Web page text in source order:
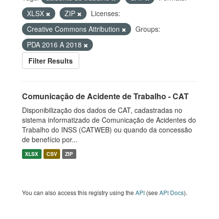
XLSX
ZIP
Licenses:
Creative Commons Attribution
Groups:
PDA 2016 A 2018
Filter Results
Comunicação de Acidente de Trabalho - CAT
Disponibilização dos dados de CAT, cadastradas no
sistema informatizado de Comunicação de Acidentes do
Trabalho do INSS (CATWEB) ou quando da concessão
de benefício por...
XLSX CSV ZIP
You can also access this registry using the API (see API Docs).